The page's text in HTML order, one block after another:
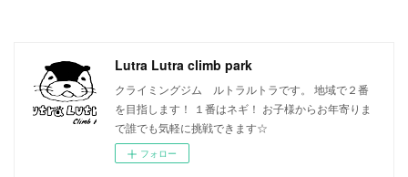
Lutra Lutra climb park
クライミングジム ルトラルトラです。 地域で２番
を目指します！ １番はネギ！ お子様からお年寄りま
で誰でも気軽に挑戦できます☆
フォロー